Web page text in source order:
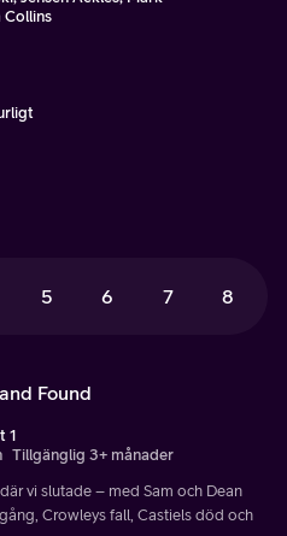
Collins
5 6 7 8
Found
1
Tillgänglig 3+ månader
vi slutade – med Sam och Dean
Crowleys fall, Castiels död och